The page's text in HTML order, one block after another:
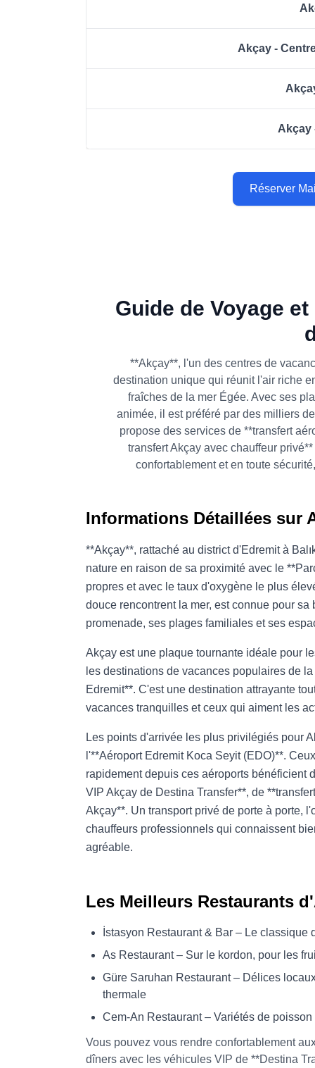
Akçay -
Akçay
Réserver
Guide de Voyage
**Akçay**, l'un des centres de
destination unique qui réunit l'air riche
fraîches de la mer Égée. Avec ses
animée, il est préféré par des milliers
propose des services de **transfert
transfert Akçay avec chauffeur
confortablement et en toute
Informations Détaillées sur
**Akçay**, rattaché au district d'Edremit à
nature en raison de sa proximité avec le
propres et avec le taux d'oxygène le plus
douce rencontrent la mer, est connue pour
promenade, ses plages familiales et ses
Akçay est une plaque tournante idéale pour
les destinations de vacances populaires de
Edremit**. C'est une destination attrayante
vacances tranquilles et ceux qui aiment les
Les points d'arrivée les plus privilégiés pour
l'**Aéroport Edremit Koca Seyit (EDO)**.
rapidement depuis ces aéroports bénéficient
VIP Akçay de Destina Transfer**, de
Akçay**. Un transport privé de porte à porte,
chauffeurs professionnels qui connaissent
agréable.
Les Meilleurs Restaurants
İstasyon Restaurant & Bar – Le
As Restaurant – Sur le kordon, pour les
Güre Saruhan Restaurant – Délices
thermale
Cem-An Restaurant – Variétés de
Vous pouvez vous rendre confortablement
dîners avec les véhicules VIP de **Destina